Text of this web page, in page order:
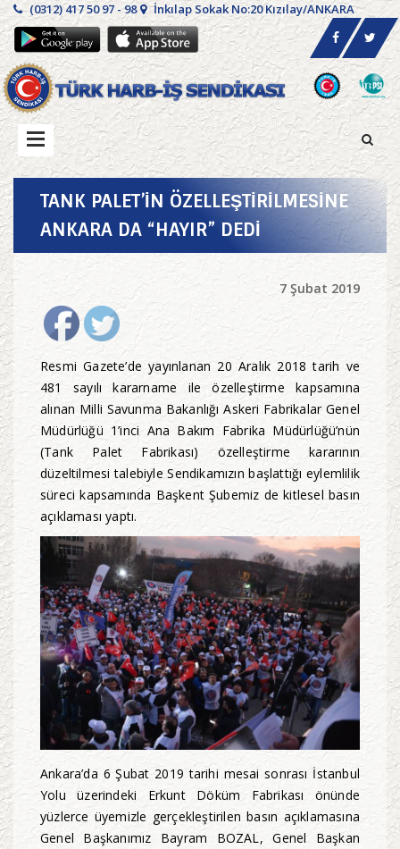
(0312) 417 50 97 - 98 İnkılap Sokak No:20 Kızılay/ANKARA
TANK PALET’İN ÖZELLEŞTİRİLMESİNE
ANKARA DA “HAYIR” DEDİ
7 Şubat 2019
Resmi Gazete’de yayınlanan 20 Aralık 2018 tarih ve
481 sayılı kararname ile özelleştirme kapsamına
alınan Milli Savunma Bakanlığı Askeri Fabrikalar Genel
Müdürlüğü 1’inci Ana Bakım Fabrika Müdürlüğü’nün
(Tank Palet Fabrikası) özelleştirme kararının
düzeltilmesi talebiyle Sendikamızın başlattığı eylemlilik
süreci kapsamında Başkent Şubemiz de kitlesel basın
açıklaması yaptı.
Ankara’da 6 Şubat 2019 tarihi mesai sonrası İstanbul
Yolu üzerindeki Erkunt Döküm Fabrikası önünde
yüzlerce üyemizle gerçekleştirilen basın açıklamasına
Genel Başkanımız Bayram BOZAL, Genel Başkan